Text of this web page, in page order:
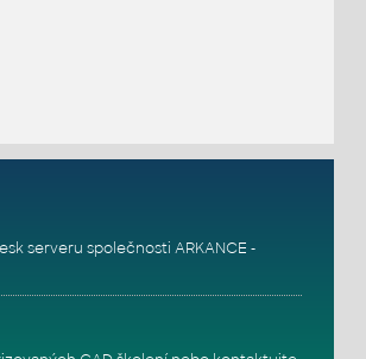
serveru společnosti ARKANCE -